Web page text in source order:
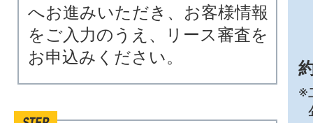
へお進みいただき、お客様情報
をご入力のうえ、リース審査を
お申込みください。
※